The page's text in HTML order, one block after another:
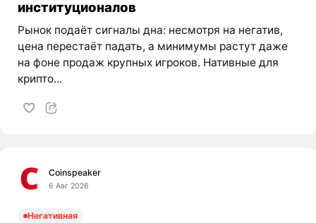
институционалов
Рынок подаёт сигналы дна: несмотря на негатив,
цена перестаёт падать, а минимумы растут даже
на фоне продаж крупных игроков. Нативные для
крипто...
Coinspeaker
6 Авг 2026
Негативная